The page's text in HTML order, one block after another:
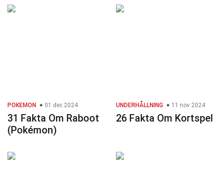
POKEMON 01 dec 2024
31 Fakta Om Raboot
(Pokémon)
UNDERHÅLLNING 11 nov 2024
26 Fakta Om Kortspel